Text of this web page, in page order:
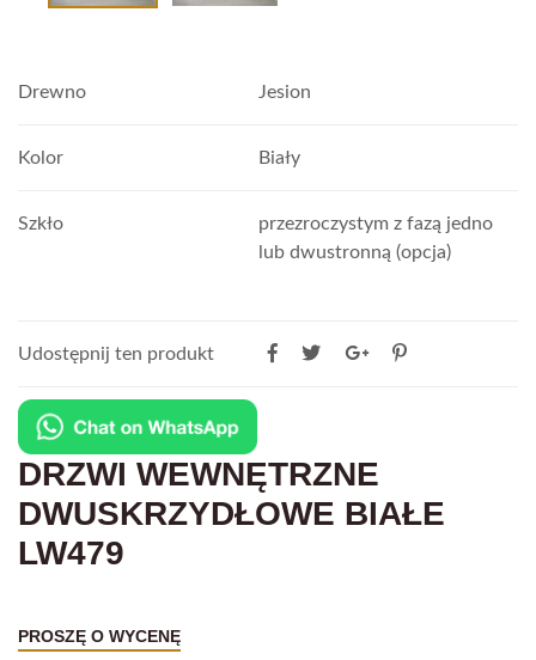
Drewno Jesion
Kolor Biały
Szkło
przezroczystym z fazą jedno
lub dwustronną (opcja)
Udostępnij ten produkt
DRZWI WEWNĘTRZNE
DWUSKRZYDŁOWE BIAŁE
LW479
PROSZĘ O WYCENĘ